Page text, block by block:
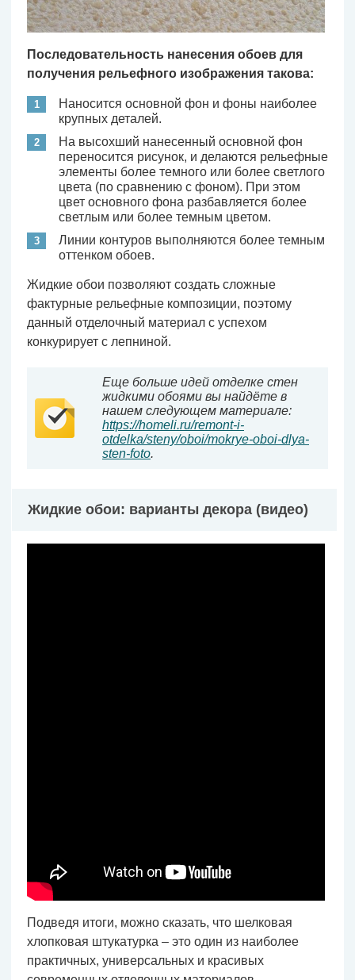
Последовательность нанесения обоев для
получения рельефного изображения такова:
Наносится основной фон и фоны наиболее
крупных деталей.
На высохший нанесенный основной фон
переносится рисунок, и делаются рельефные
элементы более темного или более светлого
цвета (по сравнению с фоном). При этом
цвет основного фона разбавляется более
светлым или более темным цветом.
Линии контуров выполняются более темным
оттенком обоев.
Жидкие обои позволяют создать сложные
фактурные рельефные композиции, поэтому
данный отделочный материал с успехом
конкурирует с лепниной.
Еще больше идей отделке стен
жидкими обоями вы найдёте в
нашем следующем материале:
https://homeli.ru/remont-i-
otdelka/steny/oboi/mokrye-oboi-dlya-
sten-foto.
Жидкие обои: варианты декора (видео)
Подведя итоги, можно сказать, что шелковая
хлопковая штукатурка – это один из наиболее
практичных, универсальных и красивых